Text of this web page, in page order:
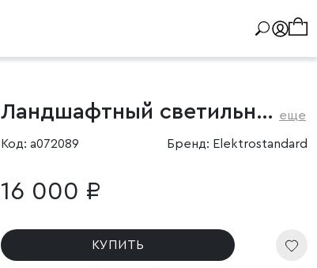
Ландшафтный светильник уличный Flat 3000K чёрный еще
Код: a072089 Бренд: Elektrostandard
16 000 ₽
КУПИТЬ